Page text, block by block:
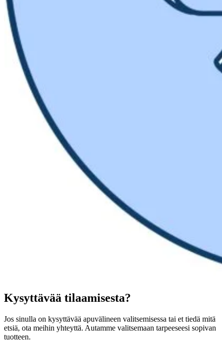
Kysyttävää tilaamisesta?
Jos sinulla on kysyttävää apuvälineen valitsemisessa tai et tiedä mitä
etsiä, ota meihin yhteyttä. Autamme valitsemaan tarpeeseesi sopivan
tuotteen.